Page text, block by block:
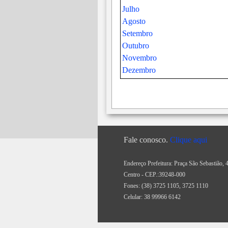
Julho
Agosto
Setembro
Outubro
Novembro
Dezembro
Maio
Junho
Julho
Agosto
Setembro
Outubro
Novembro
Maio
Junho
Julho
Agosto
Setembro
Outubro
Fale conosco. Clique aqui
Endereço Prefeitura: Praça São Sebastião,
Centro - CEP.:39248-000
Fones: (38) 3725 1105, 3725 1110
Celular: 38 99966 6142